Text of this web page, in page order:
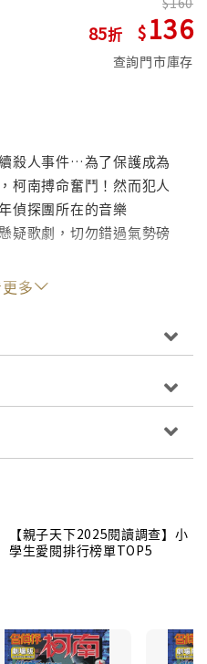
85 136
查詢門市庫存
殺人事件…為了保護成為
柯南搏命奮鬥！然而犯人
偵探團所在的音樂
疑歌劇，切勿錯過氣勢磅
多
【親子天下2025閱讀調查】小
學生愛閱排行榜單TOP5